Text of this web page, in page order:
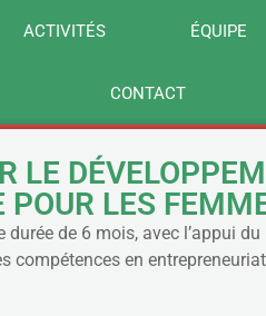
ACTIVITÉS ÉQUIPE
CONTACT
LE
POUR LES
de 6 mois, avec l’appui
compétences en